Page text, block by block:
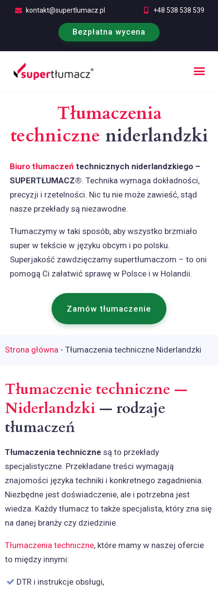
kontakt@supertlumacz.pl +48 538 538 539
Bezpłatna wycena
Tłumaczenia
techniczne niderlandzki
Biuro tłumaczeń technicznych niderlandzkiego –
SUPERTŁUMACZ®. Technika wymaga dokładności,
precyzji i rzetelności. Nic tu nie może zawieść, stąd
nasze przekłady są niezawodne.
Tłumaczymy w taki sposób, aby wszystko brzmiało
super w tekście w języku obcym i po polsku.
Superjakość zawdzięczamy supertłumaczom – to oni
pomogą Ci załatwić sprawę w Polsce i w Holandii.
Zamów tłumaczenie
Strona główna - Tłumaczenia techniczne Niderlandzki
Tłumaczenie techniczne —
Niderlandzki — rodzaje
tłumaczeń
Tłumaczenia techniczne są to przekłady
specjalistyczne. Przekładane treści wymagają
znajomości języka techniki i konkretnego zagadnienia.
Niezbędne jest doświadczenie, ale i potrzebna jest
wiedza. Każdy tłumacz to także specjalista, który zna się
na danej branży czy dziedzinie.
Tłumaczenia techniczne, które mamy w naszej ofercie
to między innymi:
DTR i instrukcje obsługi,